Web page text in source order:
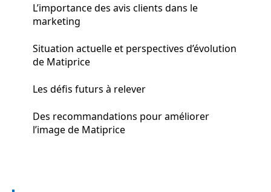
L’importance des avis clients dans le
marketing
Situation actuelle et perspectives d’évolution
de Matiprice
Les défis futurs à relever
Des recommandations pour améliorer
l’image de Matiprice